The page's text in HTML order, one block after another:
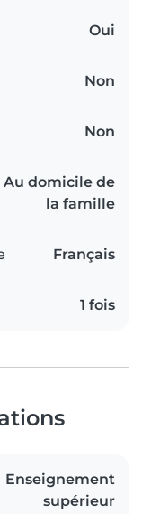
Oui
Non
Non
Au domicile de
la famille
Français
1 fois
Enseignement
supérieur